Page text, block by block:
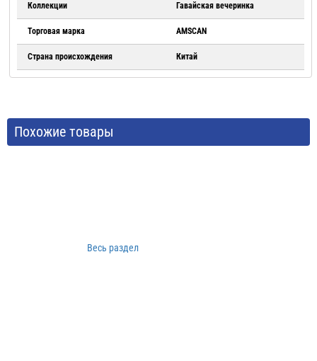
Коллекции Гавайская вечеринка
Торговая марка AMSCAN
Страна происхождения Китай
Похожие товары
Весь раздел